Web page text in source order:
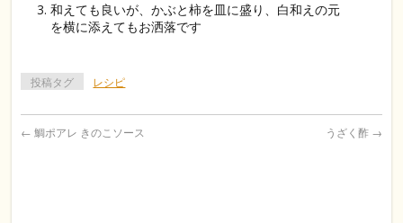
和えても良いが、かぶと柿を皿に盛り、白和えの元
を横に添えてもお洒落です
投稿タグ レシピ
← 鯛ポアレ きのこソース うざく酢 →